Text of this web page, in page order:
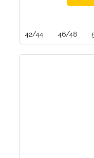
42/44 46/48